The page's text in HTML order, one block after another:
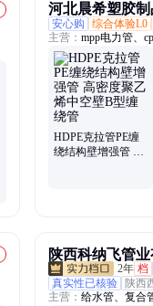
河北晨希塑胶制
安心购
综合体验L0
主营： mpp电力管、
pe双壁波纹管、pe
PE农田灌溉管、PE
穿线管、电力管、双
电缆管、波纹管、电
HDPE克拉管PE缠
绕结构壁增强管 高
陕西科纳飞管业
2年 档
真实性已核验
陕西
主营： 给水管、复合